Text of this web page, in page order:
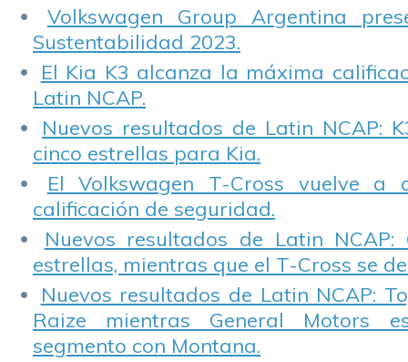
Volkswagen Group Argentina
Sustentabilidad 2023.
El Kia K3 alcanza la máxima
Latin NCAP.
Nuevos resultados de Latin NCAP:
cinco estrellas para Kia.
El Volkswagen T-Cross vuelve a
calificación de seguridad.
Nuevos resultados de Latin NCAP:
estrellas, mientras que el T-Cross se
Nuevos resultados de Latin NCAP:
Raize mientras General Motors
segmento con Montana.